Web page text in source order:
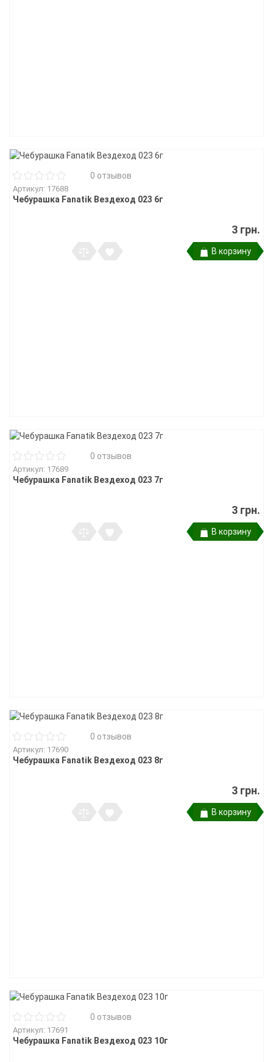
0 отзывов
Артикул: 17688
Чебурашка Fanatik Вездеход 023 6г
3 грн.
В корзину
0 отзывов
Артикул: 17689
Чебурашка Fanatik Вездеход 023 7г
3 грн.
В корзину
0 отзывов
Артикул: 17690
Чебурашка Fanatik Вездеход 023 8г
3 грн.
В корзину
0 отзывов
Артикул: 17691
Чебурашка Fanatik Вездеход 023 10г